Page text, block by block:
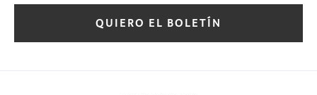
QUIERO EL BOLETÍN